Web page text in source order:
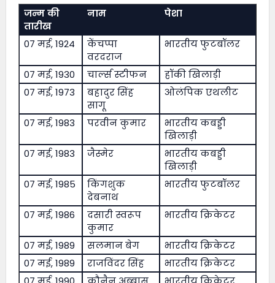
जन्म की
तारीख
नाम पेशा
07 मई, 1924
केंचप्पा
वरदराज
भारतीय फुटबॉलर
07 मई, 1930 चार्ल्स स्टीफन
हॉकी खिलाड़ी
07 मई, 1973
बहादुर सिंह
सागू
ओलंपिक एथलीट
07 मई, 1983 परवीन कुमार
भारतीय कबड्डी
खिलाड़ी
07 मई, 1983
जैस्मेर
भारतीय कबड्डी
खिलाड़ी
07 मई, 1985
किंगशुक
देबनाथ
भारतीय फुटबॉलर
07 मई, 1986
दसारी स्वरूप
कुमार
भारतीय क्रिकेटर
07 मई, 1989 सलमान बेग
भारतीय क्रिकेटर
07 मई, 1989
राजविंदर सिंह
भारतीय क्रिकेटर